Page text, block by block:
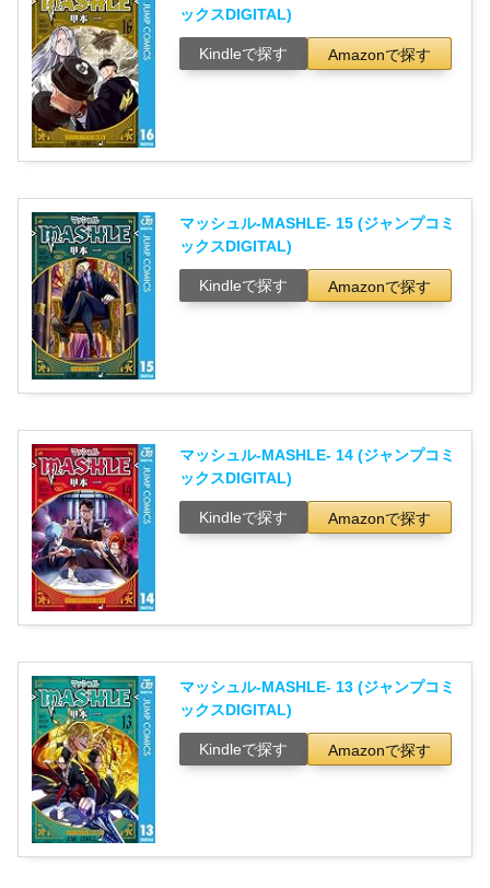
ックスDIGITAL)
Kindleで探す Amazonで探す
マッシュル-MASHLE- 15 (ジャンプコミ
ックスDIGITAL)
Kindleで探す Amazonで探す
マッシュル-MASHLE- 14 (ジャンプコミ
ックスDIGITAL)
Kindleで探す Amazonで探す
マッシュル-MASHLE- 13 (ジャンプコミ
ックスDIGITAL)
Kindleで探す Amazonで探す